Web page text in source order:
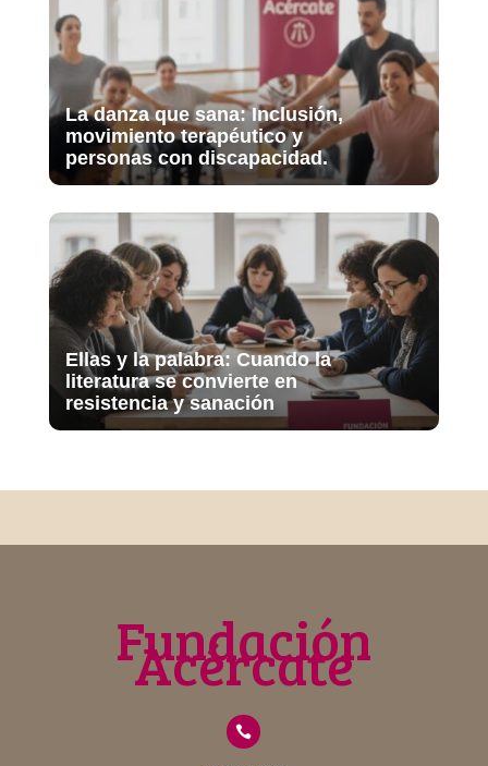
La danza que sana: Inclusión,
movimiento terapéutico y
personas con discapacidad.
Ellas y la palabra: Cuando la
literatura se convierte en
resistencia y sanación
Fundación
Acércate
